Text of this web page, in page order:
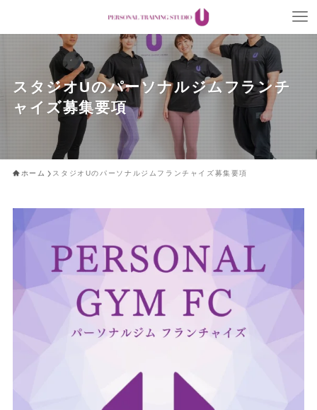
スタジオUのパーソナルジムフランチ
ャイズ募集要項
ホーム スタジオUのパーソナルジムフランチャイズ募集要項